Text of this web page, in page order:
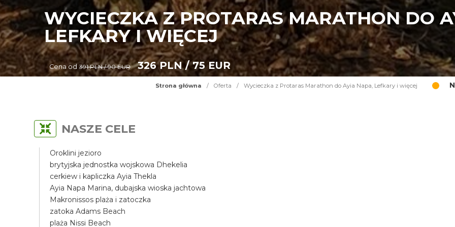
WYCIECZKA Z PROTARAS MARATHON DO
LEFKARY I WIĘCEJ
Cena od 391 PLN / 90 EUR 326 PLN / 75 EUR
Strona główna / Oferta / Wycieczka z Protaras Marathon do Ayia Napa, Lefkary i więcej
NASZE CELE
Oroklini jezioro
brytyjska jednostka wojskowa Dhekelia
cerkiew i kapliczka Ayia Thekla
Ayia Napa Marina, dubajska wioska jachtowa
Makronissos plaża i zatoczka
zatoka Adams Beach
plaża Nissi Beach